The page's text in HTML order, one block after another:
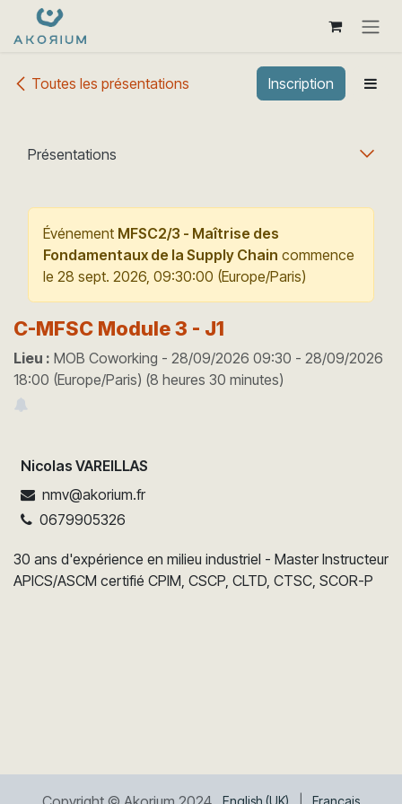
Se rendre au contenu
Toutes les présentations Inscription
Présentations
Événement MFSC2/3 - Maîtrise des
Fondamentaux de la Supply Chain commence
le 28 sept. 2026, 09:30:00 (Europe/Paris)
C-MFSC Module 3 - J1
Lieu : MOB Coworking - 28/09/2026 09:30 - 28/09/2026
18:00 (Europe/Paris) (8 heures 30 minutes)
Nicolas VAREILLAS
nmv@akorium.fr
0679905326
30 ans d'expérience en milieu industriel - Master Instructeur
APICS/ASCM certifié CPIM, CSCP, CLTD, CTSC, SCOR-P
English (UK) Français